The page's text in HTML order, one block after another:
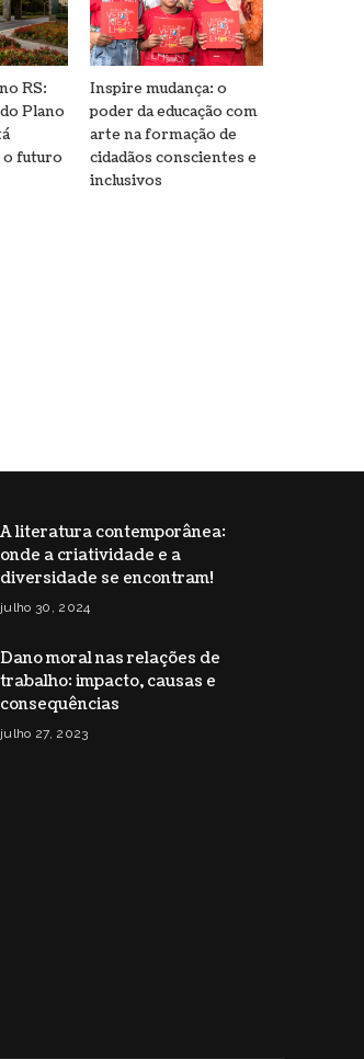
RS:
Plano
o futuro
Inspire mudança: o
poder da educação com
arte na formação de
cidadãos conscientes e
inclusivos
A literatura contemporânea:
onde a criatividade e a
diversidade se encontram!
julho 30, 2024
Dano moral nas relações de
trabalho: impacto, causas e
consequências
julho 27, 2023